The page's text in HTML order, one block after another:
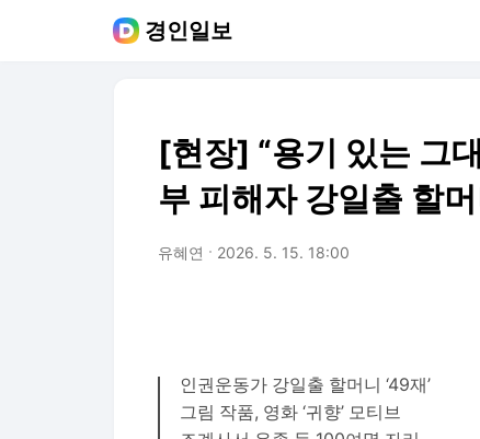
경인일보
[현장] “용기 있는 그
부 피해자 강일출 할
유혜연 2026. 5. 15. 18:00
인권운동가 강일출 할머니 ‘49재’
그림 작품, 영화 ‘귀향’ 모티브